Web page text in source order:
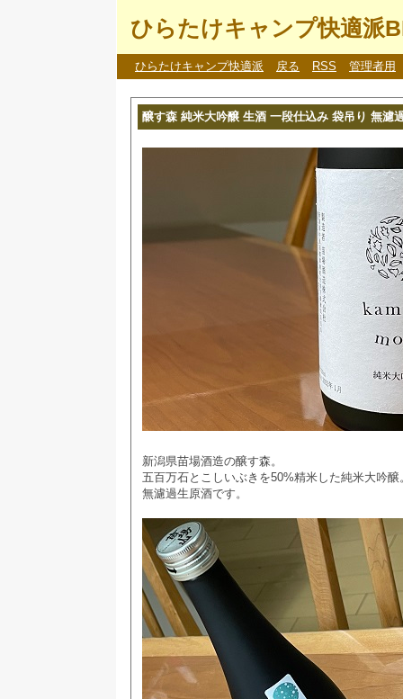
ひらたけキャンプ快適派
ひらたけキャンプ快適派 戻る RSS 管理者用
醸す森 純米大吟醸 生酒 一段仕込み 袋吊り 無濾
新潟県苗場酒造の醸す森。
五百万石とこしいぶきを50%精米した純米大吟醸
無濾過生原酒です。